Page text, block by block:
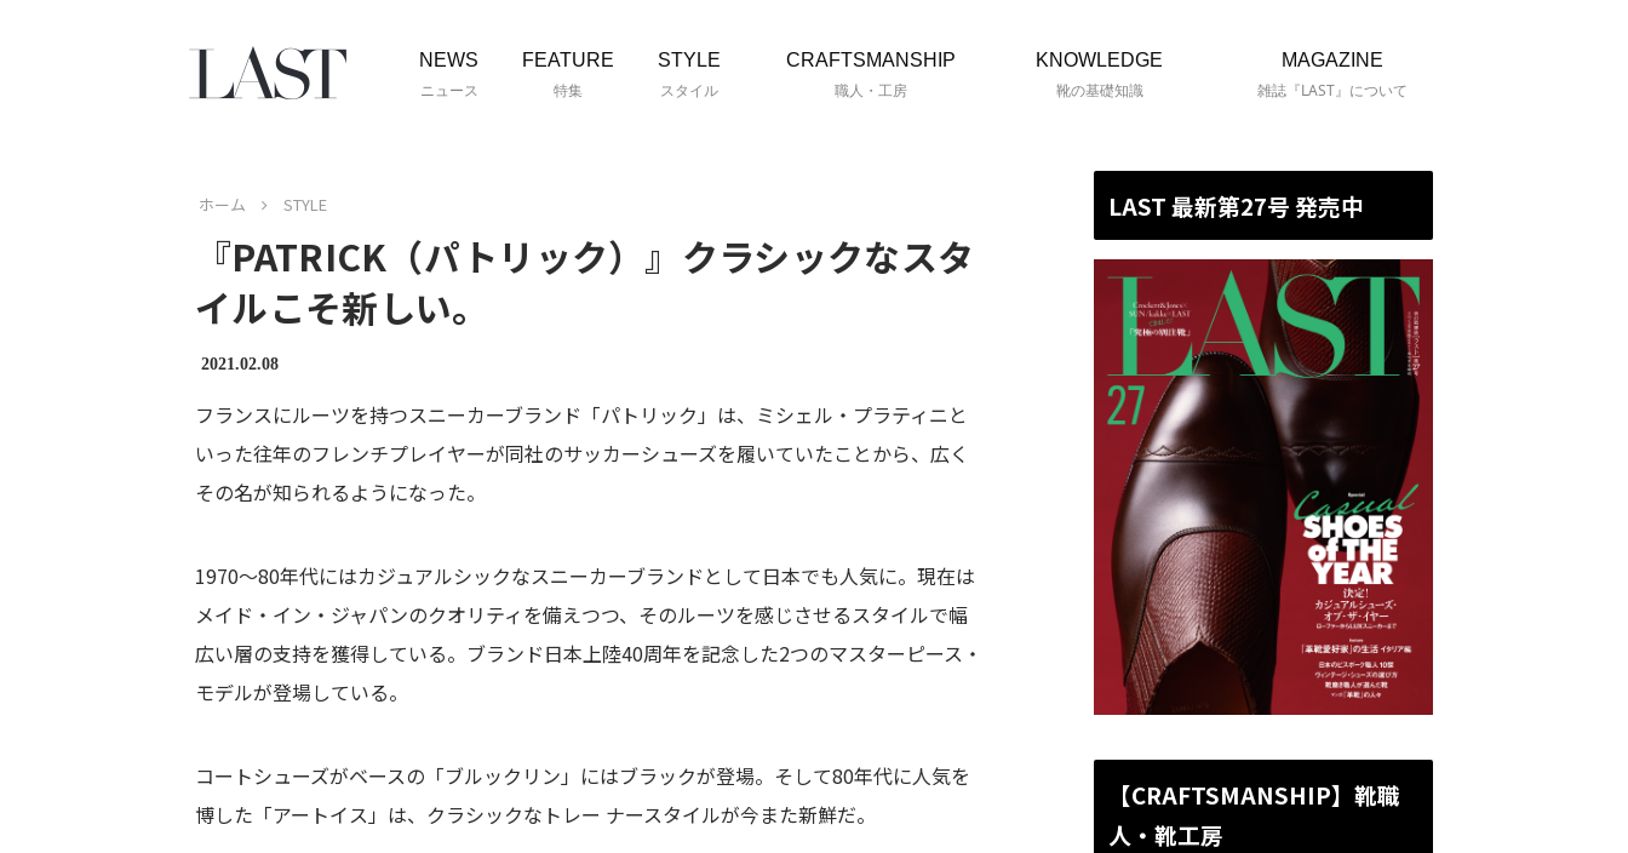
NEWS
ニュース
FEATURE
特集
STYLE
スタイル
CRAFTSMANSHIP
職人・工房
KNOWLEDGE
靴の基礎知識
MAGAZINE
雑誌『LAST』について
ホーム STYLE
『PATRICK（パトリック）』クラシックなスタ
イルこそ新しい。
2021.02.08
フランスにルーツを持つスニーカーブランド「パトリック」は、ミシェル・プラティニと
いった往年のフレンチプレイヤーが同社のサッカーシューズを履いていたことから、広く
その名が知られるようになった。
1970〜80年代にはカジュアルシックなスニーカーブランドとして日本でも人気に。現在は
メイド・イン・ジャパンのクオリティを備えつつ、そのルーツを感じさせるスタイルで幅
広い層の支持を獲得している。ブランド日本上陸40周年を記念した2つのマスターピース・
モデルが登場している。
コートシューズがベースの「ブルックリン」にはブラックが登場。そして80年代に人気を
博した「アートイス」は、クラシックなトレー ナースタイルが今また新鮮だ。
LAST 最新第27号 発売中
【CRAFTSMANSHIP】靴職
人・靴工房